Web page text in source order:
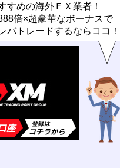
すめの海外ＦＸ業者！
倍×超豪華なボーナスで
バトレードするならココ！